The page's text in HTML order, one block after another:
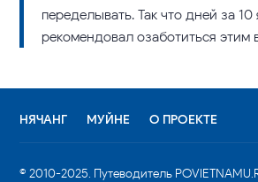
переделывать. Так что дней за 10
рекомендовал озаботиться этим
НЯЧАНГ МУЙНЕ О ПРОЕКТЕ
© 2010-2025. Путеводитель